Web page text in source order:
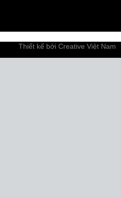
Thiết kế bởi Creative Việt Nam